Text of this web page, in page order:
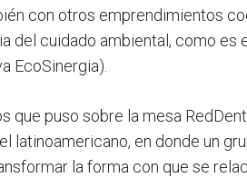
con otros emprendimientos
del cuidado ambiental, como es
EcoSinergia).
que puso sobre la mesa
latinoamericano, en donde un
la forma con que se